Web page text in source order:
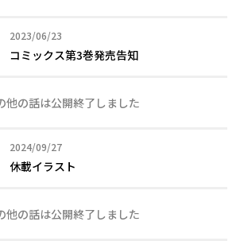
2023/06/23
2023年06月23日
コミックス第3巻発売告知
他の話は公開終了しました
2024/09/27
2024年09月27日
休載イラスト
他の話は公開終了しました